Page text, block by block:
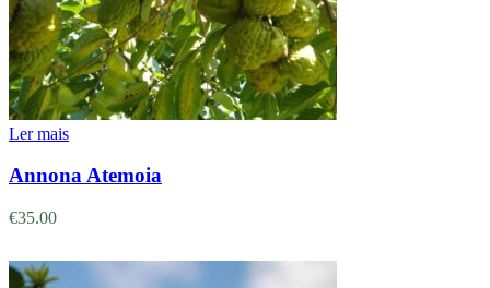
Ler mais
Annona Atemoia
€35.00